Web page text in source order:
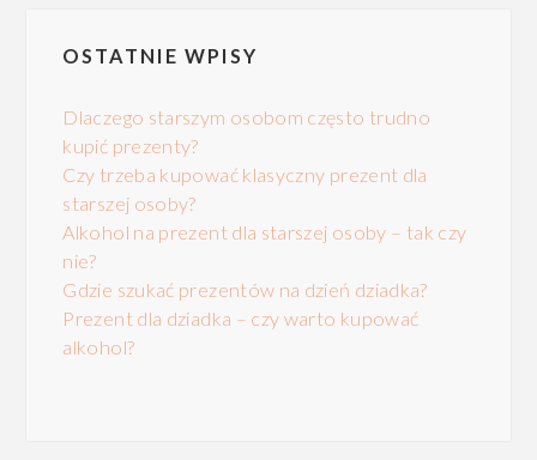
OSTATNIE WPISY
Dlaczego starszym osobom często trudno
kupić prezenty?
Czy trzeba kupować klasyczny prezent dla
starszej osoby?
Alkohol na prezent dla starszej osoby – tak czy
nie?
Gdzie szukać prezentów na dzień dziadka?
Prezent dla dziadka – czy warto kupować
alkohol?